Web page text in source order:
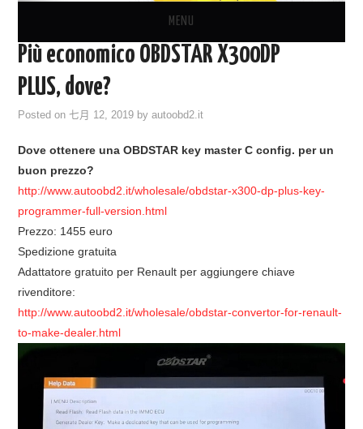
MENU
ORIGINALE LAUNCH X431
ECU PROGRAMMATORE
KEY CUTTING MACHINE
ORIGINALE OBDSTAR
ALIENTECH KESS V3
XHORSE VVDI
Più economico OBDSTAR X300DP
PLUS, dove?
Posted on 七月 12, 2019 byautoobd2.it
Dove ottenere una OBDSTAR key master C config. per un
buon prezzo?
http://www.autoobd2.it/wholesale/obdstar-x300-dp-plus-key-
programmer-full-version.html
Prezzo: 1455 euro
Spedizione gratuita
Adattatore gratuito per Renault per aggiungere chiave
rivenditore:
http://www.autoobd2.it/wholesale/obdstar-convertor-for-renault-
to-make-dealer.html